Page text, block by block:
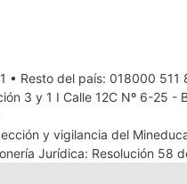
• Resto del país: 018000 511
3 y 1 I Calle 12C Nº 6-25 -
y vigilancia del
Jurídica: Resolución 58